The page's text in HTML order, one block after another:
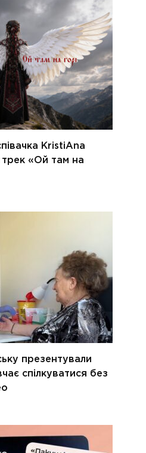
KristiAna
«Ой там на
презентували
спілкуватися без